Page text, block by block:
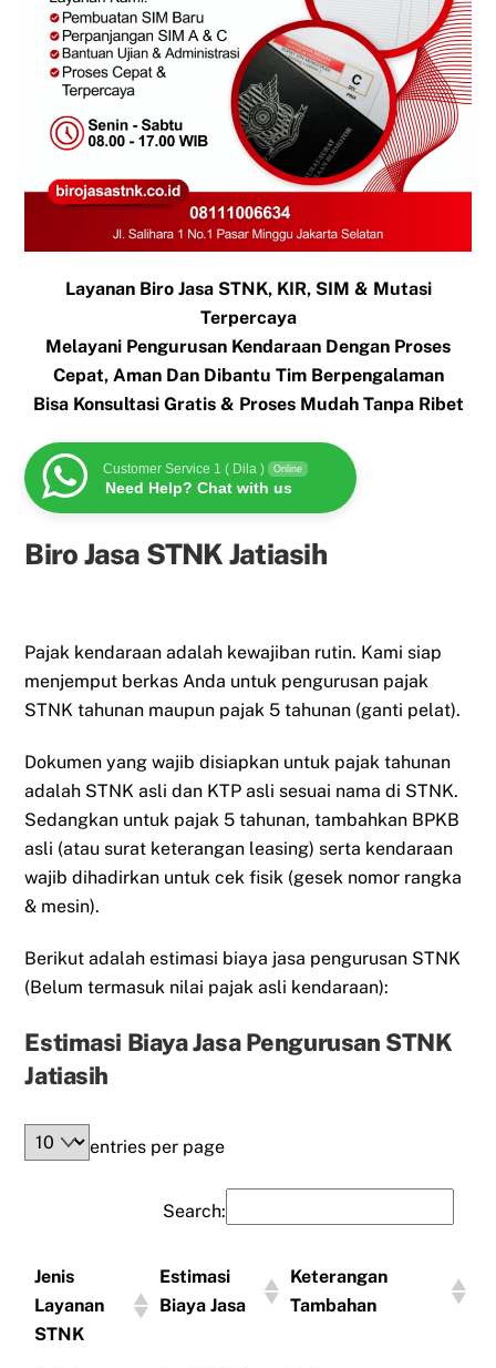
Layanan Biro Jasa STNK, KIR, SIM & Mutasi
Terpercaya
Melayani Pengurusan Kendaraan Dengan Proses
Cepat, Aman Dan Dibantu Tim Berpengalaman
Bisa Konsultasi Gratis & Proses Mudah Tanpa Ribet
Customer Service 1 ( Dila ) Online
Need Help? Chat with us
Biro Jasa STNK Jatiasih
Pajak kendaraan adalah kewajiban rutin. Kami siap
menjemput berkas Anda untuk pengurusan pajak
STNK tahunan maupun pajak 5 tahunan (ganti pelat).
Dokumen yang wajib disiapkan untuk pajak tahunan
adalah STNK asli dan KTP asli sesuai nama di STNK.
Sedangkan untuk pajak 5 tahunan, tambahkan BPKB
asli (atau surat keterangan leasing) serta kendaraan
wajib dihadirkan untuk cek fisik (gesek nomor rangka
& mesin).
Berikut adalah estimasi biaya jasa pengurusan STNK
(Belum termasuk nilai pajak asli kendaraan):
Estimasi Biaya Jasa Pengurusan STNK
Jatiasih
entries per page
Search:
Jenis
Layanan
STNK
Estimasi
Biaya Jasa
Keterangan
Tambahan